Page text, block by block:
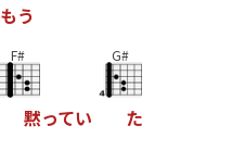
もう
F#
黙ってい
G#
た